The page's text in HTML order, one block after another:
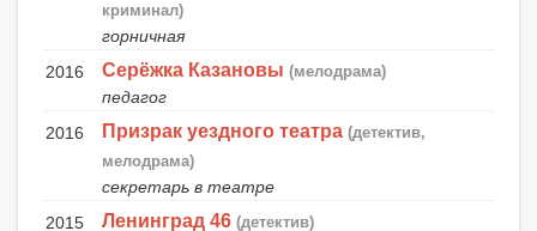
криминал)
горничная
2016
Серёжка Казановы (мелодрама)
педагог
2016
Призрак уездного театра (детектив,
мелодрама)
секретарь в театре
2015
Ленинград 46 (детектив)